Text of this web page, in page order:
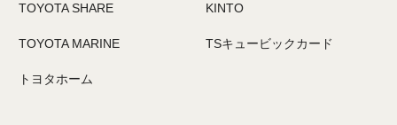
TOYOTA SHARE KINTO
TOYOTA MARINE TSキュービックカード
トヨタホーム